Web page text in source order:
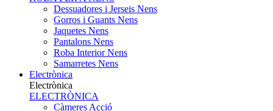
Dessuadores i Jerseis Nens
Gorros i Guants Nens
Jaquetes Nens
Pantalons Nens
Roba Interior Nens
Samarretes Nens
Electrònica
Electrònica
ELECTRÒNICA
Càmeres Acció